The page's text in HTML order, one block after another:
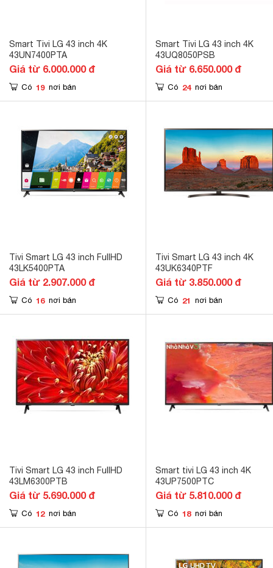
Smart Tivi LG 43 inch 4K
43UN7400PTA
Giá từ 6.000.000 đ
Có 19 nơi bán
Smart Tivi LG 43 inch 4K
43UQ8050PSB
Giá từ 6.650.000 đ
Có 24 nơi bán
Tivi Smart LG 43 inch FullHD
43LK5400PTA
Giá từ 2.907.000 đ
Có 16 nơi bán
Tivi Smart LG 43 inch 4K
43UK6340PTF
Giá từ 3.850.000 đ
Có 21 nơi bán
Tivi Smart LG 43 inch FullHD
43LM6300PTB
Giá từ 5.690.000 đ
Có 12 nơi bán
Smart tivi LG 43 inch 4K
43UP7500PTC
Giá từ 5.810.000 đ
Có 18 nơi bán